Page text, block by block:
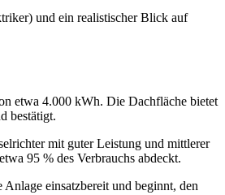
und ein realistischer Blick auf
etwa 4.000 kWh. Die Dachfläche bietet
bestätigt.
mit guter Leistung und mittlerer
95 % des Verbrauchs abdeckt.
einsatzbereit und beginnt, den